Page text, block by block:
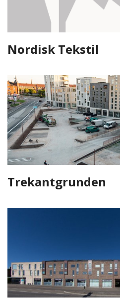
Nordisk Tekstil
Trekantgrunden